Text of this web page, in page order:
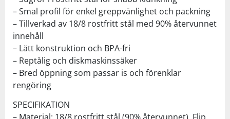
– Smal profil för enkel greppvänlighet och packning
– Tillverkad av 18/8 rostfritt stål med 90% återvunnet
innehåll
– Lätt konstruktion och BPA-fri
– Reptålig och diskmaskinssäker
– Bred öppning som passar is och förenklar
rengöring
SPECIFIKATION